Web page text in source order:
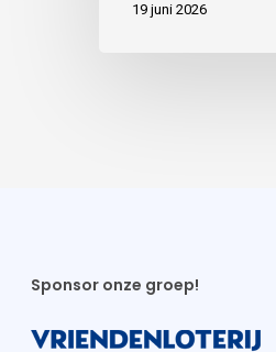
19 juni 2026
Sponsor onze groep!